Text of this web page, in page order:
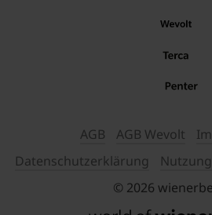
AGB AGB Wevolt
Datenschutzerklärung
© 2026